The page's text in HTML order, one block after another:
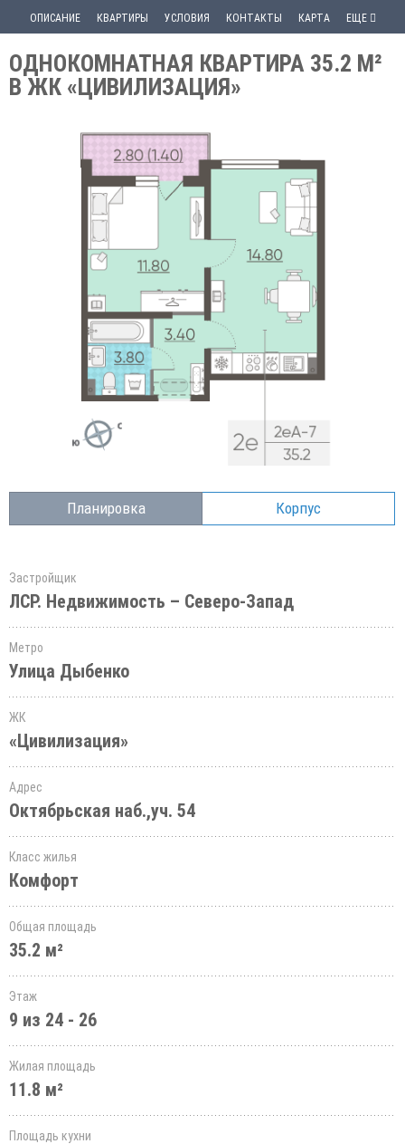
ОПИСАНИЕ КВАРТИРЫ УСЛОВИЯ КОНТАКТЫ КАРТА ЕЩЕ
ОДНОКОМНАТНАЯ КВАРТИРА 35.2 М²
В ЖК «ЦИВИЛИЗАЦИЯ»
Планировка Корпус
Застройщик
ЛСР. Недвижимость – Северо-Запад
Метро
Улица Дыбенко
ЖК
«Цивилизация»
Адрес
Октябрьская наб.,уч. 54
Класс жилья
Комфорт
Общая площадь
35.2 м²
Этаж
9 из 24 - 26
Жилая площадь
11.8 м²
Площадь кухни